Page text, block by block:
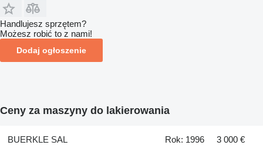
Handlujesz sprzętem?
Możesz robić to z nami!
Dodaj ogłoszenie
Ceny za maszyny do lakierowania
BUERKLE SAL Rok: 1996 3 000 €